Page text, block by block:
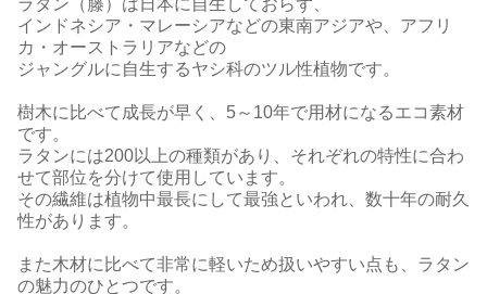
ラタン（籐）は日本に自生しておらず、
インドネシア・マレーシアなどの東南アジアや、アフリ
カ・オーストラリアなどの
ジャングルに自生するヤシ科のツル性植物です。
樹木に比べて成長が早く、5～10年で用材になるエコ素材
です。
ラタンには200以上の種類があり、それぞれの特性に合わ
せて部位を分けて使用しています。
その繊維は植物中最長にして最強といわれ、数十年の耐久
性があります。
また木材に比べて非常に軽いため扱いやすい点も、ラタン
の魅力のひとつです。